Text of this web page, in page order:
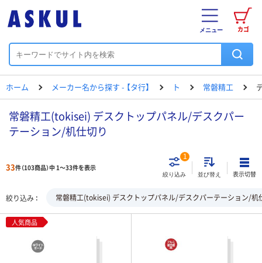
カゴ
メニュー
ホーム メーカー名から探す - 【タ行】 ト 常磐精工
常磐精工(tokisei) デスクトップパネル/デスクパー
テーション/机仕切り
33件（103商品）中 1～33件を表示
絞り込み
1
並び替え 表示切替
絞り込み 常磐精工(tokisei) デスクトップパネル/デスクパーテーション/机
人気商品